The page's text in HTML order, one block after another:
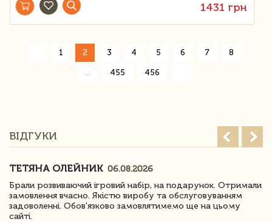
1431 грн
1 2 3 4 5 6 7 8
455 456
ВІДГУКИ
ТЕТЯНА ОЛЕЙНИК 06.08.2026
Брали розвиваючий ігровий набір, на подарунок. Отримали
замовлення вчасно. Якістю виробу та обслуговуванням
задоволенні. Обов'язково замовлятимемо ще на цьому
сайті.